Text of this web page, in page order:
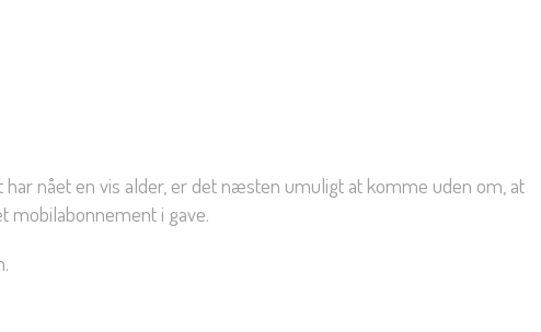
nået en vis alder, er det næsten umuligt at komme uden om, at
mobilabonnement i gave.